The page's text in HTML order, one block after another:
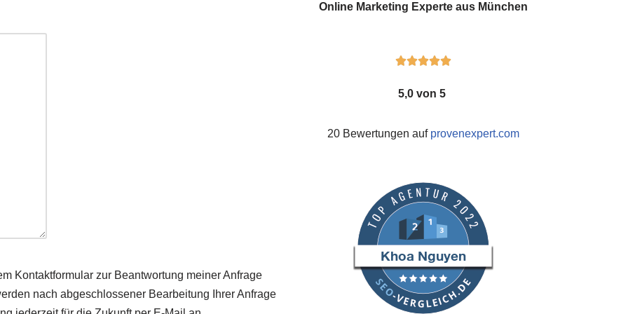
Kontaktformular zur Beantwortung meiner Anfrage
nach abgeschlossener Bearbeitung Ihrer Anfrage
Online Marketing Experte aus München

5,0 von 5
20 Bewertungen auf provenexpert.com